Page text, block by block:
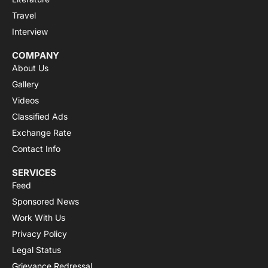
Travel
Interview
COMPANY
About Us
Gallery
Videos
Classified Ads
Exchange Rate
Contact Info
SERVICES
Feed
Sponsored News
Work With Us
Privacy Policy
Legal Status